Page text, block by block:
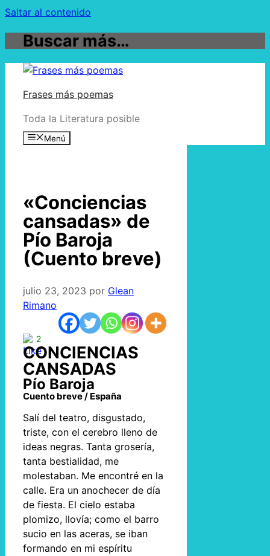
Saltar al contenido
Buscar más…
Frases más poemas
Toda la Literatura posible
Menú
«Conciencias
cansadas» de
Pío Baroja
(Cuento breve)
julio 23, 2023 por Glean
Rimano
2
CONCIENCIAS
CANSADAS
Pío Baroja
Cuento breve / España
Salí del teatro, disgustado,
triste, con el cerebro lleno de
ideas negras. Tanta grosería,
tanta bestialidad, me
molestaban. Me encontré en la
calle. Era un anochecer de día
de fiesta. El cielo estaba
plomizo, llovía; como el barro
sucio en las aceras, se iban
formando en mi espíritu